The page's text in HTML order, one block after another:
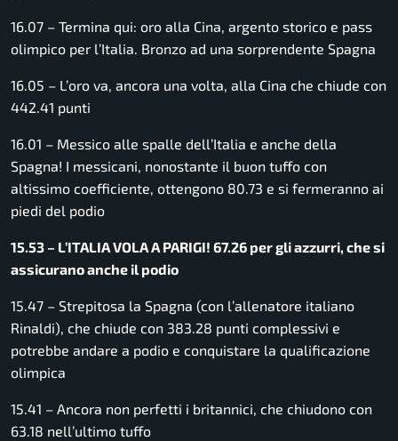
16.07 – Termina qui: oro alla Cina, argento storico e pass
olimpico per l’Italia. Bronzo ad una sorprendente Spagna
16.05 – L’oro va, ancora una volta, alla Cina che chiude con
442.41 punti
16.01 – Messico alle spalle dell’Italia e anche della
Spagna! I messicani, nonostante il buon tuffo con
altissimo coefficiente, ottengono 80.73 e si fermeranno ai
piedi del podio
15.53 – L’ITALIA VOLA A PARIGI! 67.26 per gli azzurri, che si
assicurano anche il podio
15.47 – Strepitosa la Spagna (con l’allenatore italiano
Rinaldi), che chiude con 383.28 punti complessivi e
potrebbe andare a podio e conquistare la qualificazione
olimpica
15.41 – Ancora non perfetti i britannici, che chiudono con
63.18 nell’ultimo tuffo